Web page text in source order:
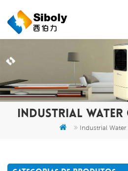
INDUSTRIAL
Industrial